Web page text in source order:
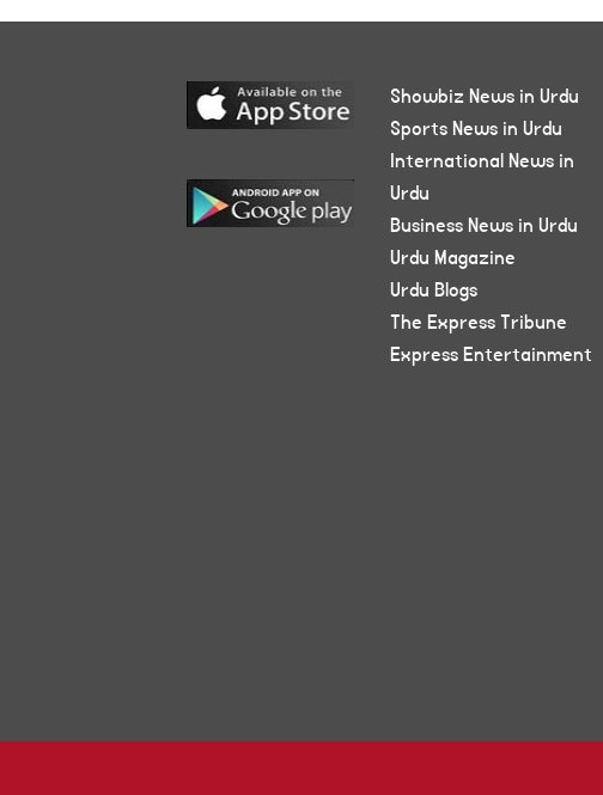
Showbiz News in Urdu
Sports News in Urdu
International News in
Urdu
Business News in Urdu
Urdu Magazine
Urdu Blogs
The Express Tribune
Express Entertainment